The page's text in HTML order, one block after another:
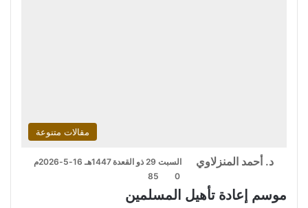
مقالات متنوعة
د. أحمد المنزلاوي
السبت 29 ذو القعدة 1447هـ 16-5-2026م
0
85
موسم إعادة تأهيل المسلمين